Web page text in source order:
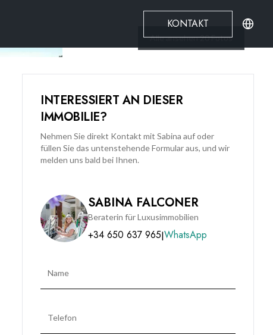
KONTAKT
Alle ansehen20Fotos
INTERESSIERT AN DIESER
IMMOBILIE?
Nehmen Sie direkt Kontakt mit Sabina auf oder
füllen Sie das untenstehende Formular aus, und wir
melden uns bald bei Ihnen.
SABINA FALCONER
Beraterin für Luxusimmobilien
+34 650 637 965|WhatsApp